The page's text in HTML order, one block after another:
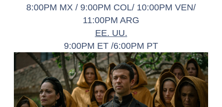
8:00PM MX / 9:00PM COL/ 10:00PM VEN/
11:00PM ARG
EE. UU.
9:00PM ET /6:00PM PT